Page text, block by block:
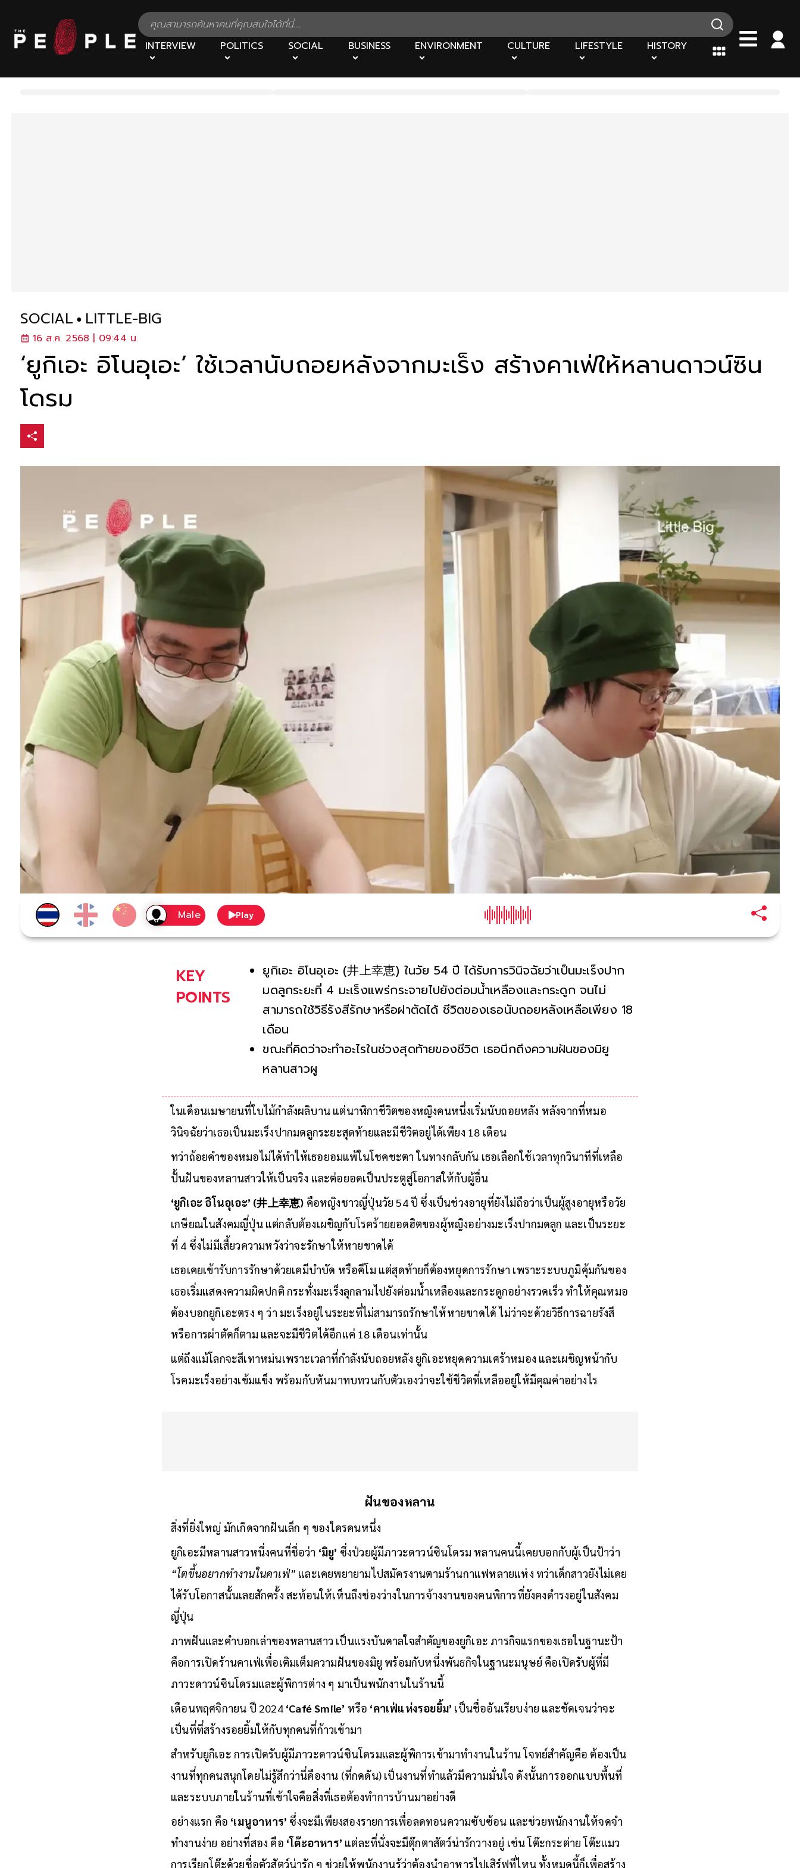
INTERVIEW POLITICS SOCIAL BUSINESS ENVIRONMENT CULTURE LIFESTYLE HISTORY
SOCIAL LITTLE-BIG
16 ส.ค. 2568 | 09:44 น.
‘ยูกิเอะ อิโนอุเอะ’ ใช้เวลานับถอยหลังจากมะเร็ง สร้างคาเฟ่ให้หลานดาวน์ซิน
โดรม
Play
KEY
POINTS
ยูกิเอะ อิโนอุเอะ (井上幸恵) ในวัย 54 ปี ได้รับการวินิจฉัยว่าเป็นมะเร็งปาก
มดลูกระยะที่ 4 มะเร็งแพร่กระจายไปยังต่อมน้ำเหลืองและกระดูก จนไม่
สามารถใช้วิธีรังสีรักษาหรือผ่าตัดได้ ชีวิตของเธอนับถอยหลังเหลือเพียง 18
เดือน
ขณะที่คิดว่าจะทำอะไรในช่วงสุดท้ายของชีวิต เธอนึกถึงความฝันของมิยู
หลานสาวผู้มีภาวะดาวน์ซินโดรมที่อยากทำงานในร้านคาเฟ่
ในเดือนเมษายนที่ใบไม้กำลังผลิบาน แต่นาฬิกาชีวิตของหญิงคนหนึ่งเริ่มนับถอยหลัง หลังจากที่หมอ
วินิจฉัยว่าเธอเป็นมะเร็งปากมดลูกระยะสุดท้ายและมีชีวิตอยู่ได้เพียง 18 เดือน
ทว่าถ้อยคำของหมอไม่ได้ทำให้เธอยอมแพ้ในโชคชะตา ในทางกลับกัน เธอเลือกใช้เวลาทุกวินาทีที่เหลือ
ปั้นฝันของหลานสาวให้เป็นจริง และต่อยอดเป็นประตูสู่โอกาสให้กับผู้อื่น
‘ยูกิเอะ อิโนอุเอะ’ (井上幸恵)คือหญิงชาวญี่ปุ่นวัย 54 ปี ซึ่งเป็นช่วงอายุที่ยังไม่ถือว่าเป็นผู้สูงอายุหรือวัย
เกษียณในสังคมญี่ปุ่น แต่กลับต้องเผชิญกับโรคร้ายยอดฮิตของผู้หญิงอย่างมะเร็งปากมดลูก และเป็นระยะ
ที่ 4 ซึ่งไม่มีเสี้ยวความหวังว่าจะรักษาให้หายขาดได้
เธอเคยเข้ารับการรักษาด้วยเคมีบำบัด หรือคีโม แต่สุดท้ายก็ต้องหยุดการรักษา เพราะระบบภูมิคุ้มกันของ
เธอเริ่มแสดงความผิดปกติ กระทั่งมะเร็งลุกลามไปยังต่อมน้ำเหลืองและกระดูกอย่างรวดเร็ว ทำให้คุณหมอ
ต้องบอกยูกิเอะตรง ๆ ว่า มะเร็งอยู่ในระยะที่ไม่สามารถรักษาให้หายขาดได้ ไม่ว่าจะด้วยวิธีการฉายรังสี
หรือการผ่าตัดก็ตาม และจะมีชีวิตได้อีกแค่ 18 เดือนเท่านั้น
แต่ถึงแม้โลกจะสีเทาหม่นเพราะเวลาที่กำลังนับถอยหลัง ยูกิเอะหยุดความเศร้าหมอง และเผชิญหน้ากับ
ฝันของหลาน
สิ่งที่ยิ่งใหญ่ มักเกิดจากฝันเล็ก ๆ ของใครคนหนึ่ง
ยูกิเอะมีหลานสาวหนึ่งคนที่ชื่อว่า‘มิยู’ซึ่งป่วยผู้มีภาวะดาวน์ซินโดรม หลานคนนี้เคยบอกกับผู้เป็นป้าว่า
“โตขี้นอยากทำงานในคาเฟ่”และเคยพยายามไปสมัครงานตามร้านกาแฟหลายแห่ง ทว่าเด็กสาวยังไม่เคย
ได้รับโอกาสนั้นเลยสักครั้ง สะท้อนให้เห็นถึงช่องว่างในการจ้างงานของคนพิการที่ยังคงดำรงอยู่ในสังคม
ญี่ปุ่น
ภาพฝันและคำบอกเล่าของหลานสาว เป็นแรงบันดาลใจสำคัญของยูกิเอะ ภารกิจแรกของเธอในฐานะป้า
คือการเปิดร้านคาเฟ่เพื่อเติมเต็มความฝันของมิยู พร้อมกับหนึ่งพันธกิจในฐานะมนุษย์ คือเปิดรับผู้ที่มี
ภาวะดาวน์ซินโดรมและผู้พิการต่าง ๆ มาเป็นพนักงานในร้านนี้
เดือนพฤศจิกายน ปี 2024‘Café Smile’หรือ
เป็นที่ที่สร้างรอยยิ้มให้กับทุกคนที่ก้าวเข้ามา
สำหรับยูกิเอะ การเปิดรับผู้มีภาวะดาวน์ซินโดรมและผู้พิการเข้ามาทำงานในร้าน โจทย์สำคัญคือ ต้องเป็น
งานที่ทุกคนสนุกโดยไม่รู้สึกว่านี่คืองาน (ที่กดดัน) เป็นงานที่ทำแล้วมีความมั่นใจ ดังนั้นการออกแบบพื้นที่
และระบบภายในร้านที่เข้าใจคือสิ่งที่เธอต้องทำการบ้านมาอย่างดี
อย่างแรก คือ‘เมนูอาหาร’ซึ่งจะมีเพียงสองรายการเพื่อลดทอนความซับซ้อน และช่วยพนักงานให้จดจำ
ทำงานง่าย อย่างที่สอง คือ‘โต๊ะอาหาร’แต่ละที่นั่งจะมีตุ๊กตาสัตว์น่ารักวางอยู่ เช่น โต๊ะกระต่าย โต๊ะแมว